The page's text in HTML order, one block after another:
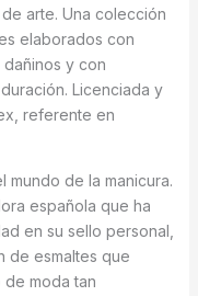
arte. Una colección
elaborados con
y con
Licenciada y
referente en
mundo de la manicura.
española que ha
en su sello personal,
de esmaltes que
moda tan